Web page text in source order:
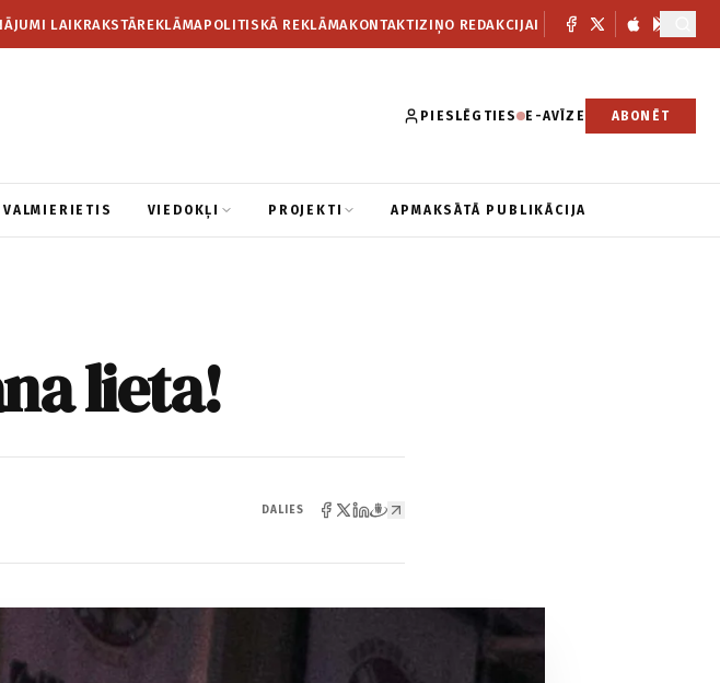
LAIKRAKSTĀREKLĀMAPOLITISKĀ REKLĀMAKONTAKTIZIŅO REDAKCIJAI
PIESLĒGTIES E-AVĪZE ABONĒT
VALMIERIETIS VIEDOKĻI PROJEKTI APMAKSĀTĀ PUBLIKĀCIJA
lieta!
DALIES